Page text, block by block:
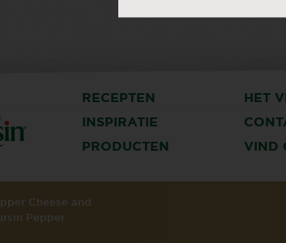
RECEPTEN HET
INSPIRATIE
PRODUCTEN
VIND